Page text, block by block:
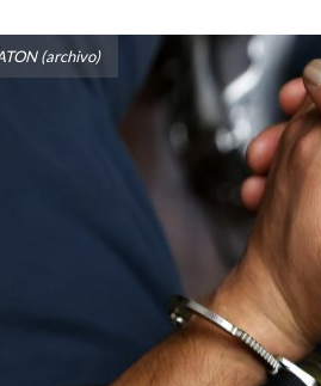
(archivo)